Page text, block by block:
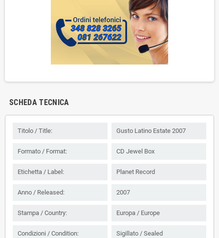
SCHEDA TECNICA
Titolo / Title: Gusto Latino Estate 2007
Formato / Format: CD Jewel Box
Etichetta / Label: Planet Record
Anno / Released: 2007
Stampa / Country: Europa / Europe
Condizioni / Condition: Sigillato / Sealed